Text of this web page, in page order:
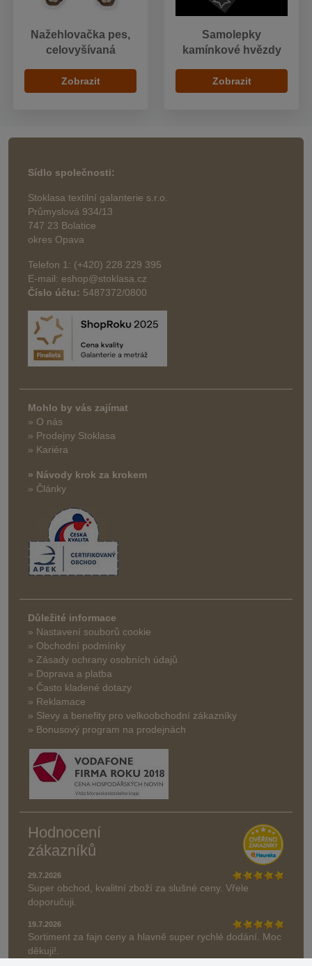
Nažehlovačka pes,
celovyšívaná
Zobrazit
Samolepky
kamínkové hvězdy
Zobrazit
Sídlo společnosti:
Stoklasa textilní galanterie s.r.o.
Průmyslová 934/13
747 23 Bolatice
okres Opava
Telefon 1: (+420) 228 229 395
E-mail: eshop@stoklasa.cz
Číslo účtu: 5487372/0800
Mohlo by vás zajímat
» O nás
» Prodejny Stoklasa
» Kariéra
» Návody krok za krokem
» Články
Důležité informace
» Nastavení souborů cookie
» Obchodní podmínky
» Zásady ochrany osobních údajů
» Doprava a platba
» Často kladené dotazy
» Reklamace
» Slevy a benefity pro velkoobchodní zákazníky
» Bonusový program na prodejnách
Hodnocení
zákazníků
29.7.2026
Super obchod, kvalitní zboží za slušné ceny. Vřele
doporučuji.
19.7.2026
Sortiment za fajn ceny a hlavně super rychlé dodání. Moc
děkuji!.